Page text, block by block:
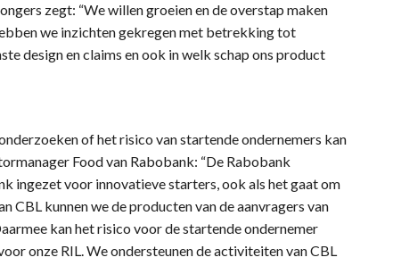
zegt: “We willen groeien en de overstap maken
we inzichten gekregen met betrekking tot
design en claims en ook in welk schap ons product
of het risico van startende ondernemers kan
Food van Rabobank: “De Rabobank
ingezet voor innovatieve starters, ook als het gaat om
CBL kunnen we de producten van de aanvragers van
kan het risico voor de startende ondernemer
onze RIL. We ondersteunen de activiteiten van CBL